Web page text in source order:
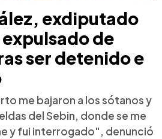
exdiputado
de
ser detenido e
me bajaron a los sótanos y
del Sebin, donde se me
y fui interrogado", denunció